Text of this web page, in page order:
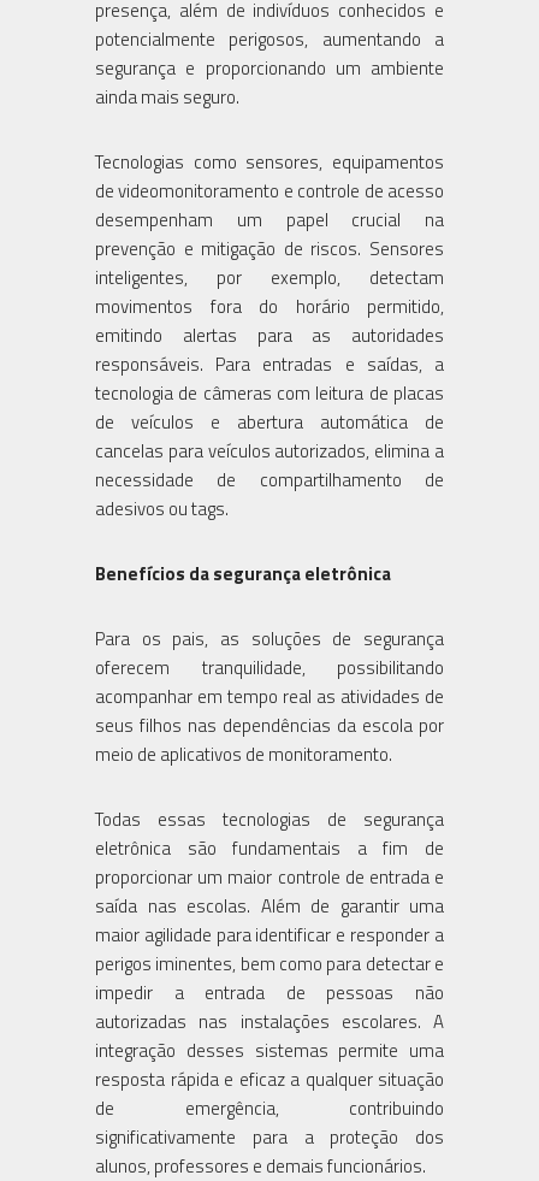
presença, além de indivíduos conhecidos e
potencialmente perigosos, aumentando a
segurança e proporcionando um ambiente
ainda mais seguro.
Tecnologias como sensores, equipamentos
de videomonitoramento e controle de acesso
desempenham um papel crucial na
prevenção e mitigação de riscos. Sensores
inteligentes, por exemplo, detectam
movimentos fora do horário permitido,
emitindo alertas para as autoridades
responsáveis. Para entradas e saídas, a
tecnologia de câmeras com leitura de placas
de veículos e abertura automática de
cancelas para veículos autorizados, elimina a
necessidade de compartilhamento de
adesivos ou tags.
Benefícios da segurança eletrônica
Para os pais, as soluções de segurança
oferecem tranquilidade, possibilitando
acompanhar em tempo real as atividades de
seus filhos nas dependências da escola por
meio de aplicativos de monitoramento.
Todas essas tecnologias de segurança
eletrônica são fundamentais a fim de
proporcionar um maior controle de entrada e
saída nas escolas. Além de garantir uma
maior agilidade para identificar e responder a
perigos iminentes, bem como para detectar e
impedir a entrada de pessoas não
autorizadas nas instalações escolares. A
integração desses sistemas permite uma
resposta rápida e eficaz a qualquer situação
de emergência, contribuindo
significativamente para a proteção dos
alunos, professores e demais funcionários.